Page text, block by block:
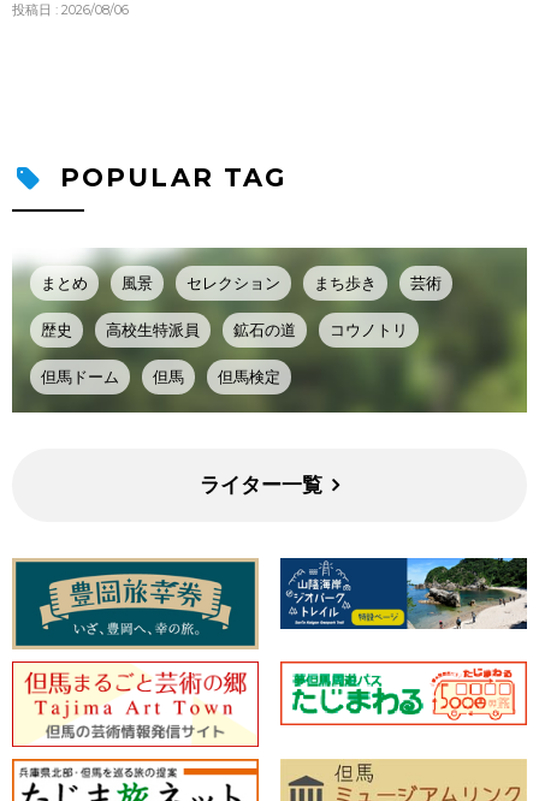
投稿日 : 2026/08/06
POPULAR TAG
まとめ 風景 セレクション まち歩き 芸術
歴史 高校生特派員 鉱石の道 コウノトリ
但馬ドーム 但馬 但馬検定
ライター一覧